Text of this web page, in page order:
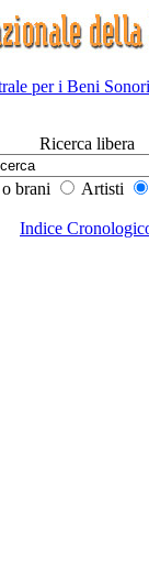
per i Beni
Ricerca libera
brani Artisti
Indice